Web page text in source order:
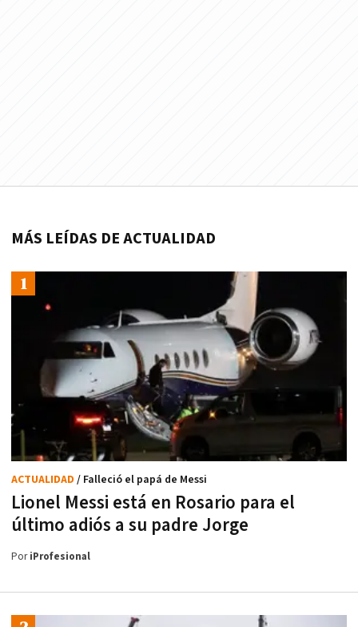
MÁS LEÍDAS DE ACTUALIDAD
Lionel Messi está en Rosario para el
último adiós a su padre Jorge
ACTUALIDAD / Falleció el papá de Messi
PoriProfesional